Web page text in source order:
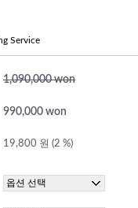
Service
1,090,000 won
990,000 won
19,800 원 (2 %)